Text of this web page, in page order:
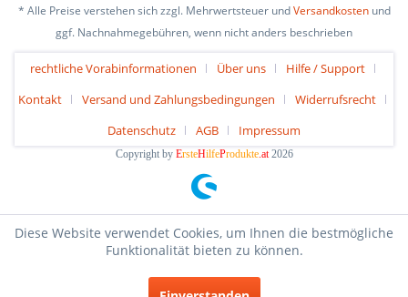
* Alle Preise verstehen sich zzgl. Mehrwertsteuer undVersandkostenund
ggf. Nachnahmegebühren, wenn nicht anders beschrieben
rechtliche Vorabinformationen Über uns
Hilfe / Support
Kontakt
Versand und Zahlungsbedingungen
Widerrufsrecht
Datenschutz
AGB Impressum
Copyright by ErsteHilfeProdukte.at2026
Diese Website verwendet Cookies, um Ihnen die bestmögliche
Funktionalität bieten zu können.